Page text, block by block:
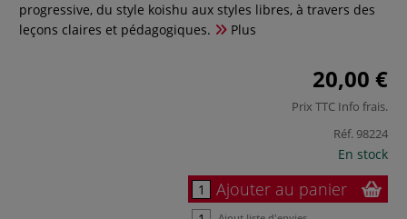
progressive, du style koishu aux styles libres, à travers des
leçons claires et pédagogiques.
Plus
20,00 €
Prix TTC Info frais.
Réf. 98224
En stock
Ajouter au panier